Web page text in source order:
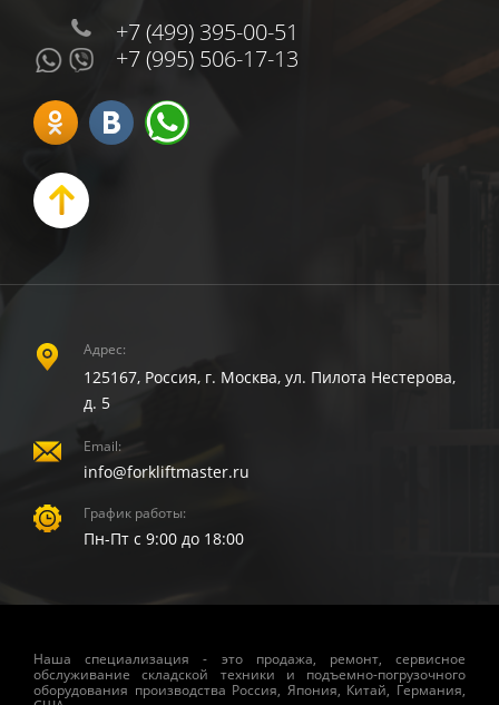
+7 (499) 395-00-51
+7 (995) 506-17-13
Адрес:
125167, Россия, г. Москва, ул. Пилота Нестерова,
д. 5
Email:
info@forkliftmaster.ru
График работы:
Пн-Пт с 9:00 до 18:00
Наша специализация - это продажа, ремонт, сервисное
обслуживание складской техники и подъемно-погрузочного
оборудования производства Россия, Япония, Китай, Германия,